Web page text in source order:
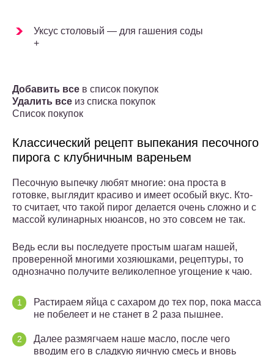
Уксус столовый — для гашения соды
+
Добавить все в список покупок
Удалить все из списка покупок
Список покупок
Классический рецепт выпекания песочного
пирога с клубничным вареньем
Песочную выпечку любят многие: она проста в
готовке, выглядит красиво и имеет особый вкус. Кто-
то считает, что такой пирог делается очень сложно и с
массой кулинарных нюансов, но это совсем не так.
Ведь если вы последуете простым шагам нашей,
проверенной многими хозяюшками, рецептуры, то
однозначно получите великолепное угощение к чаю.
Растираем яйца с сахаром до тех пор, пока масса
не побелеет и не станет в 2 раза пышнее.
Далее размягчаем наше масло, после чего
вводим его в сладкую яичную смесь и вновь